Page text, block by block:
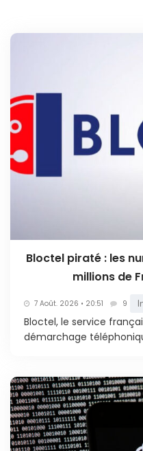
Bloctel piraté : les
millions de
7 Août. 2026 • 20:51 9
Bloctel, le service
démarchage